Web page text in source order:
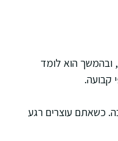
ובהמשך הוא לומד
קבועה.
כשאתם עוצרים רגע